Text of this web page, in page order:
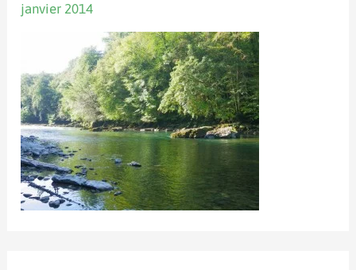
janvier 2014